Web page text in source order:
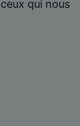
qui nous